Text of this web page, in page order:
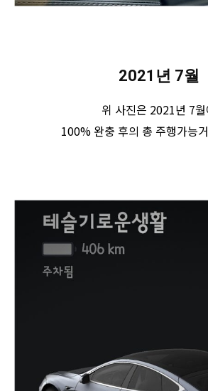
2021년 7월
위 사진은 2021년 7월
100% 완충 후의 총 주행가능